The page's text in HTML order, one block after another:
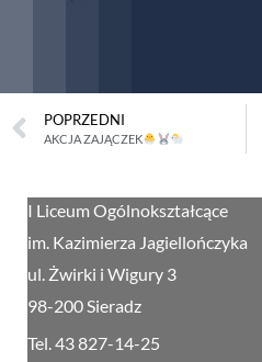
POPRZEDNI
AKCJA ZAJĄCZEK
I Liceum Ogólnokształcące
im. Kazimierza Jagiellończyka
ul. Żwirki i Wigury 3
98-200 Sieradz
Tel. 43 827-14-25